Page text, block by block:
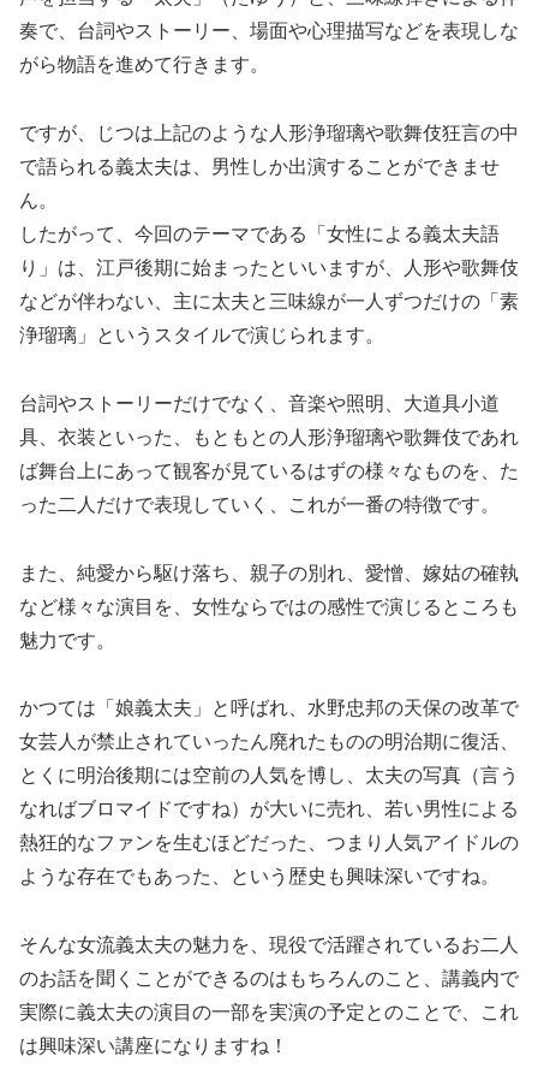
奏で、台詞やストーリー、場面や心理描写などを表現しな
がら物語を進めて行きます。
ですが、じつは上記のような人形浄瑠璃や歌舞伎狂言の中
で語られる義太夫は、男性しか出演することができませ
ん。
したがって、今回のテーマである「女性による義太夫語
り」は、江戸後期に始まったといいますが、人形や歌舞伎
などが伴わない、主に太夫と三味線が一人ずつだけの「素
浄瑠璃」というスタイルで演じられます。
台詞やストーリーだけでなく、音楽や照明、大道具小道
具、衣装といった、もともとの人形浄瑠璃や歌舞伎であれ
ば舞台上にあって観客が見ているはずの様々なものを、た
った二人だけで表現していく、これが一番の特徴です。
また、純愛から駆け落ち、親子の別れ、愛憎、嫁姑の確執
など様々な演目を、女性ならではの感性で演じるところも
魅力です。
かつては「娘義太夫」と呼ばれ、水野忠邦の天保の改革で
女芸人が禁止されていったん廃れたものの明治期に復活、
とくに明治後期には空前の人気を博し、太夫の写真（言う
なればブロマイドですね）が大いに売れ、若い男性による
熱狂的なファンを生むほどだった、つまり人気アイドルの
ような存在でもあった、という歴史も興味深いですね。
そんな女流義太夫の魅力を、現役で活躍されているお二人
のお話を聞くことができるのはもちろんのこと、講義内で
実際に義太夫の演目の一部を実演の予定とのことで、これ
は興味深い講座になりますね！